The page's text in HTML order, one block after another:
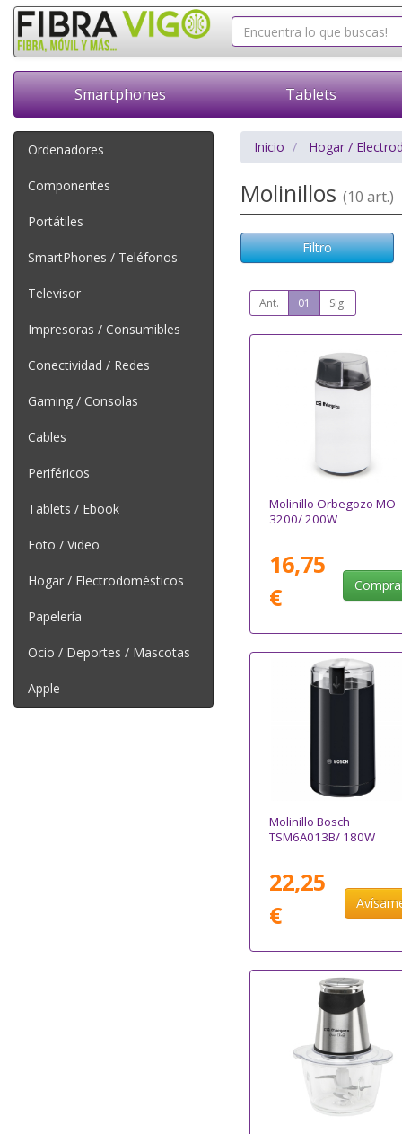
Smartphones Tablets
Ordenadores
Componentes
Portátiles
SmartPhones / Teléfonos
Televisor
Impresoras / Consumibles
Conectividad / Redes
Gaming / Consolas
Cables
Periféricos
Tablets / Ebook
Foto / Video
Hogar / Electrodomésticos
Papelería
Ocio / Deportes / Mascotas
Apple
Inicio Hogar /
Molinillos (10 art.)
Filtro
Ant. 01 Sig.
Molinillo Orbegozo MO
3200/ 200W
16,75
€
Molinillo Bosch
TSM6A013B/ 180W
22,25
€